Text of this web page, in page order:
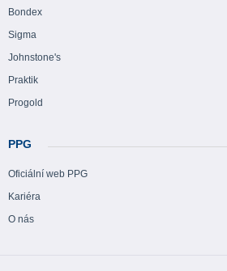
Bondex
Sigma
Johnstone's
Praktik
Progold
PPG
Oficiální web PPG
Kariéra
O nás